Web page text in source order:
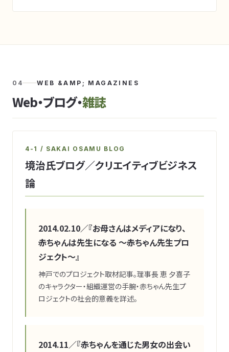
04 WEB &AMP; MAGAZINES
Web・ブログ・雑誌
4-1 / SAKAI OSAMU BLOG
境治氏ブログ／クリエイティブビジネス
論
2014.02.10／『お母さんはメディアになり、
赤ちゃんは先生になる 〜赤ちゃん先生プロ
ジェクト〜』
神戸でのプロジェクト取材記事。理事長 恵 夕喜子
のキャラクター・組織運営の手腕・赤ちゃん先生プ
ロジェクトの社会的意義を詳述。
2014.11／『赤ちゃんを通じた男女の出会い